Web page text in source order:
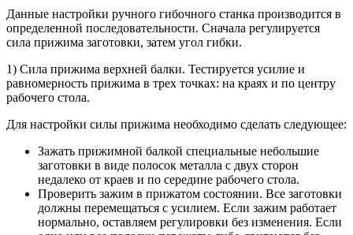
Данные настройки ручного гибочного станка производится в
определенной последовательности. Сначала регулируется
сила прижима заготовки, затем угол гибки.
1) Сила прижима верхней балки. Тестируется усилие и
равномерность прижима в трех точках: на краях и по центру
рабочего стола.
Для настройки силы прижима необходимо сделать следующее:
Зажать прижимной балкой специальные небольшие
заготовки в виде полосок металла с двух сторон
недалеко от краев и по середине рабочего стола.
Проверить зажим в прижатом состоянии. Все заготовки
должны перемещаться с усилием. Если зажим работает
нормально, оставляем регулировки без изменения. Если